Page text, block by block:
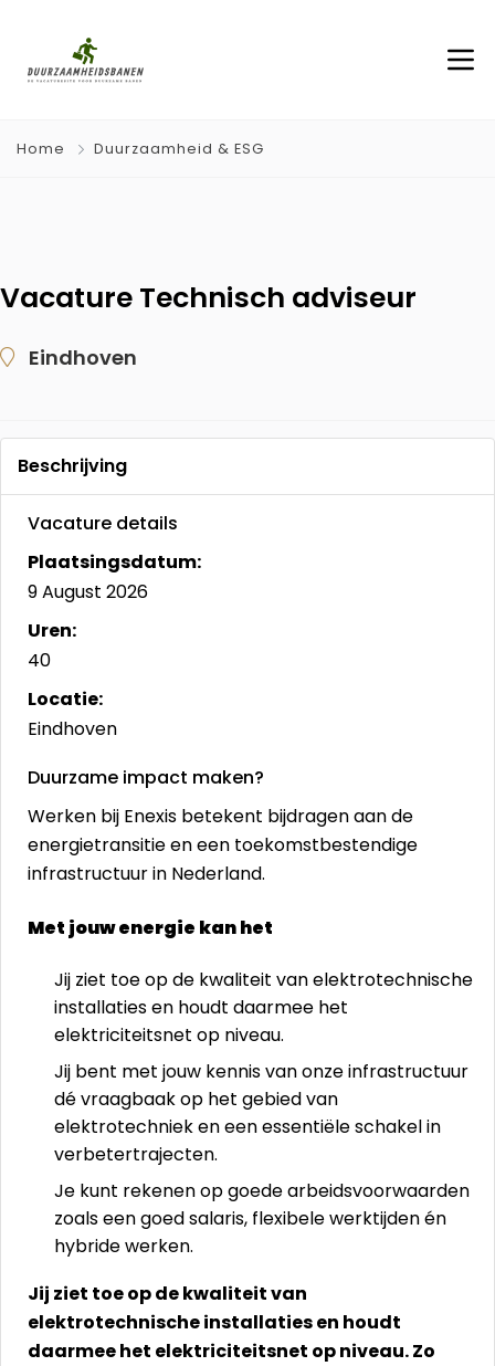
Home Duurzaamheid & ESG
Vacature Technisch adviseur
Eindhoven
Beschrijving
Vacature details
Plaatsingsdatum:
9 August 2026
Uren:
40
Locatie:
Eindhoven
Duurzame impact maken?
Werken bij Enexis betekent bijdragen aan de
energietransitie en een toekomstbestendige
infrastructuur in Nederland.
Met jouw energie kan het
Jij ziet toe op de kwaliteit van elektrotechnische
installaties en houdt daarmee het
elektriciteitsnet op niveau.
Jij bent met jouw kennis van onze infrastructuur
dé vraagbaak op het gebied van
elektrotechniek en een essentiële schakel in
verbetertrajecten.
Je kunt rekenen op goede arbeidsvoorwaarden
zoals een goed salaris, flexibele werktijden én
hybride werken.
Jij ziet toe op de kwaliteit van
elektrotechnische installaties en houdt
daarmee het elektriciteitsnet op niveau. Zo